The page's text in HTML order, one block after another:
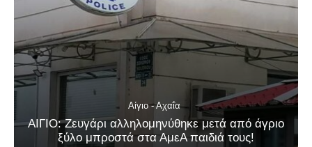
Αίγιο - Αχαΐα
ΑΙΓΙΟ: Ζευγάρι αλληλομηνύθηκε μετά από άγριο
ξύλο μπροστά στα ΑμεΑ παιδιά τους!